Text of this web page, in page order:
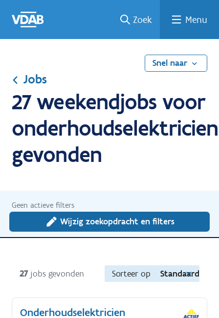
naar
een
een
job
naar
Zoek Menu
Snel naar
Jobs
27 weekendjobs voor
onderhoudselektricien
gevonden
Geen actieve filters
Wijzig zoekopdracht en filters
27 jobs gevonden Sorteer op Standaard
Onderhoudselektricien